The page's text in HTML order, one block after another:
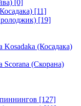
[0]
[11]
[19]
(Косадака)
(Скорана)
[127]